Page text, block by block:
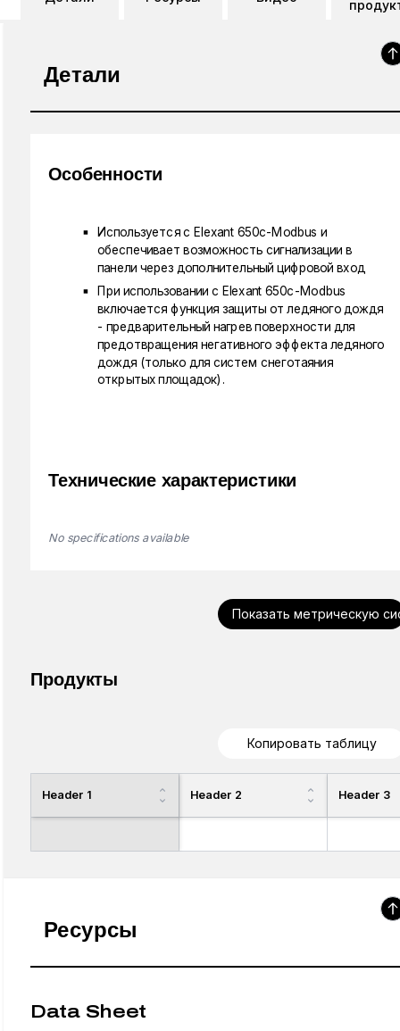
Детали
Особенности
Используется с Elexant 650c-Modbus и
обеспечивает возможность сигнализации в
панели через дополнительный цифровой вход
При использовании с Elexant 650c-Modbus
включается функция защиты от ледяного дождя
- предварительный нагрев поверхности для
предотвращения негативного эффекта ледяного
дождя (только для систем снеготаяния
открытых площадок).
Технические характеристики
No specifications available
Показать метрическую
Продукты
Копировать таблицу
Header 1 Header 2 Header 3
Ресурсы
Data Sheet